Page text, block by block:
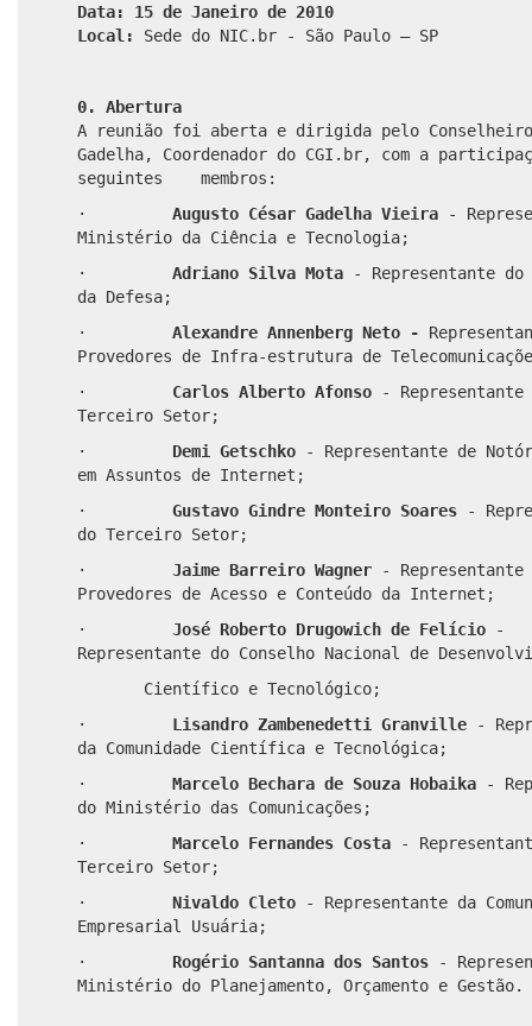
Data: 15 de Janeiro de 2010
Local:
Sede do NIC.br - São Paulo – SP
0. Abertura
A reunião foi aberta e dirigida pelo Conselheiro
Gadelha, Coordenador do CGI.br, com a
seguintes membros:
·
Augusto César Gadelha Vieira
-
Ministério da Ciência e Tecnologia;
·
Adriano Silva Mota
- Representante
da Defesa;
·
Alexandre Annenberg Neto -
Provedores de Infra-estrutura de
·
Carlos Alberto Afonso
- Representante
Terceiro Setor;
·
Demi Getschko
- Representante de
em Assuntos de Internet;
·
Gustavo Gindre Monteiro Soares
-
do Terceiro Setor;
·
Jaime Barreiro Wagner
- Representante
Provedores de Acesso e Conteúdo da Internet;
·
José Roberto Drugowich de Felício
-
Representante do Conselho Nacional de
Científico e Tecnológico;
·
Lisandro Zambenedetti Granville
-
da Comunidade Científica e Tecnológica;
·
Marcelo Bechara de Souza Hobaika
-
do Ministério das Comunicações;
·
Marcelo Fernandes Costa
-
Terceiro Setor;
·
Nivaldo Cleto
- Representante da
Empresarial Usuária;
·
Rogério Santanna dos Santos
-
Ministério do Planejamento, Orçamento e Gestão.